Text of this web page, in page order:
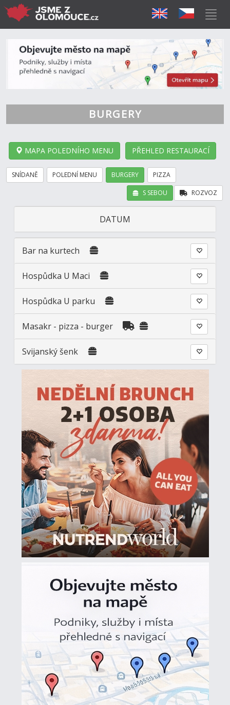
BURGERY
MAPA POLEDNÍHO MENU PŘEHLED RESTAURACÍ
SNÍDANĚ POLEDNÍ MENU BURGERY PIZZA
ROZVOZ
S SEBOU
DATUM
Bar na kurtech
Hospůdka U Maci
Hospůdka U parku
Masakr - pizza - burger
Svijanský šenk